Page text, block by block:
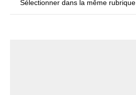
Sélectionner dans la même rubrique